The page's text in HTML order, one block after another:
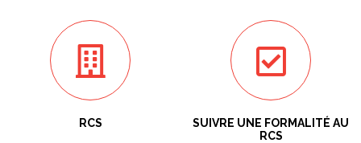
RCS
SUIVRE UNE FORMALITÉ AU
RCS